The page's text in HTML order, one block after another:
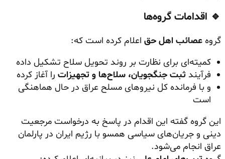
🔹 اقدامات گروه‌ها
گروه عصائب اهل حق اعلام کرده است که:
کمیته‌ای برای نظارت بر روند تحویل سلاح تشکیل داده
فرآیند ثبت جنگجویان، سلاح‌ها و تجهیزات را آغاز کرده
و با فرمانده کل نیروهای مسلح عراق در حال هماهنگی
است
این گروه گفته این اقدام در پاسخ به درخواست مرجعیت
دینی و جریان‌های سیاسی همسو با رژیم ایران در پارلمان
عراق انجام می‌شود.